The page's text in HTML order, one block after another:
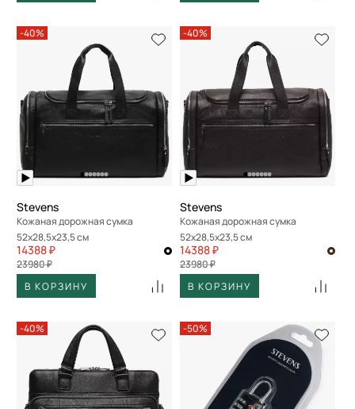
-40%
Stevens
Кожаная дорожная сумка
52x28,5x23,5 см
14388 ₽
23980 ₽
В КОРЗИНУ
-40%
Stevens
Кожаная дорожная сумка
52x28,5x23,5 см
14388 ₽
23980 ₽
В КОРЗИНУ
-40% -50%